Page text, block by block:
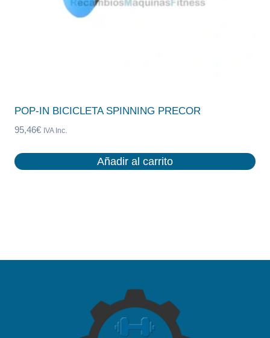
POP-IN BICICLETA SPINNING PRECOR
95,46€ IVA Inc.
Añadir al carrito